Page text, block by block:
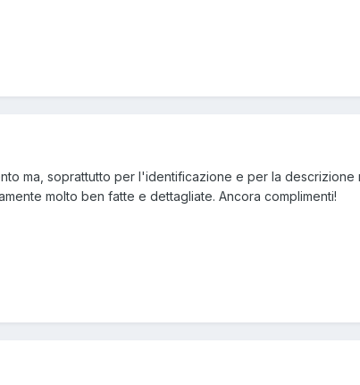
ma, soprattutto per l'identificazione e per la
molto ben fatte e dettagliate. Ancora complimenti!